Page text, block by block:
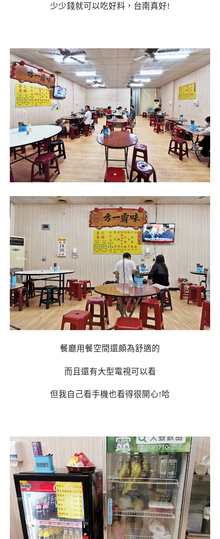
少少錢就可以吃好料，台南真好!
餐廳用餐空間還頗為舒適的
而且還有大型電視可以看
但我自己看手機也看得很開心!哈